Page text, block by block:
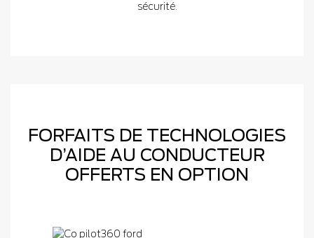
sécurité.
FORFAITS DE TECHNOLOGIES
D’AIDE AU CONDUCTEUR
OFFERTS EN OPTION